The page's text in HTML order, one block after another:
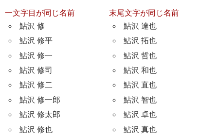
一文字目が同じ名前
鮎沢 修
鮎沢 修平
鮎沢 修一
鮎沢 修司
鮎沢 修二
鮎沢 修一郎
鮎沢 修太郎
鮎沢 修也
末尾文字が同じ名前
鮎沢 達也
鮎沢 拓也
鮎沢 哲也
鮎沢 和也
鮎沢 直也
鮎沢 智也
鮎沢 卓也
鮎沢 真也